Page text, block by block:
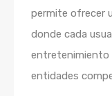
permite ofrecer
donde cada
entretenimiento
entidades